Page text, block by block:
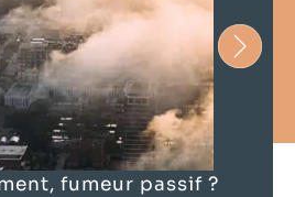
fumeur passif ?